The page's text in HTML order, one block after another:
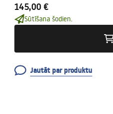
145,00 €
Sūtīšana šodien.
Jautāt par produktu